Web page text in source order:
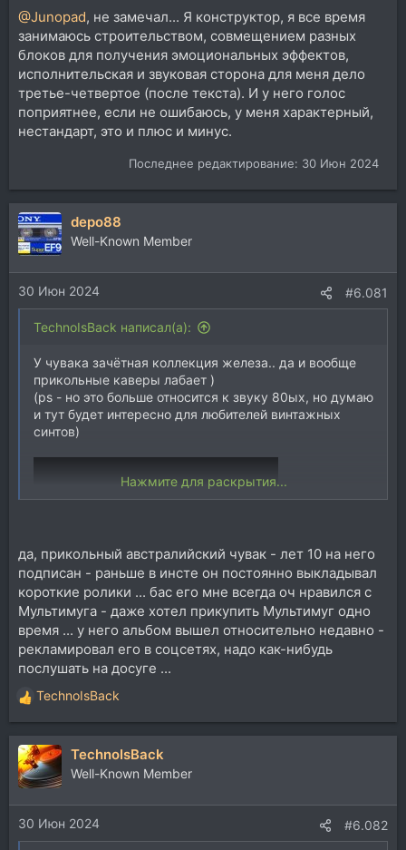
@Junopad, не замечал... Я конструктор, я все время
занимаюсь строительством, совмещением разных
блоков для получения эмоциональных эффектов,
исполнительская и звуковая сторона для меня дело
третье-четвертое (после текста). И у него голос
поприятнее, если не ошибаюсь, у меня характерный,
нестандарт, это и плюс и минус.
Последнее редактирование: 30 Июн 2024
depo88
Well-Known Member
30 Июн 2024 #6.081
TechnoIsBack написал(а):
У чувака зачётная коллекция железа.. да и вообще
прикольные каверы лабает )
(ps - но это больше относится к звуку 80ых, но думаю
и тут будет интересно для любителей винтажных
синтов)
Нажмите для раскрытия...
да, прикольный австралийский чувак - лет 10 на него
подписан - раньше в инсте он постоянно выкладывал
короткие ролики ... бас его мне всегда оч нравился с
Мультимуга - даже хотел прикупить Мультимуг одно
время ... у него альбом вышел относительно недавно -
рекламировал его в соцсетях, надо как-нибудь
послушать на досуге ...
Р
е
а
к
ц
и
и
:
TechnoIsBack
TechnoIsBack
Well-Known Member
30 Июн 2024 #6.082